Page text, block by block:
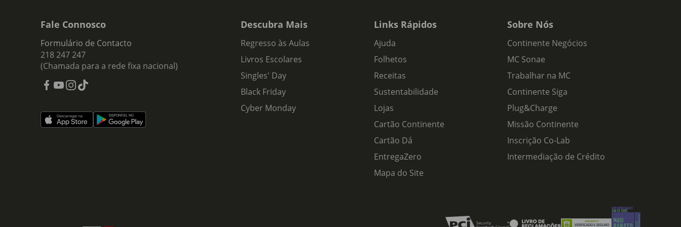
Fale Connosco
Formulário de Contacto
218 247 247
(Chamada para a rede fixa nacional)
Descubra Mais
Regresso às Aulas
Livros Escolares
Singles' Day
Black Friday
Cyber Monday
Links Rápidos
Ajuda
Folhetos
Receitas
Sustentabilidade
Lojas
Cartão Continente
Cartão Dá
EntregaZero
Mapa do Site
Sobre Nós
Continente Negócios
MC Sonae
Trabalhar na MC
Continente Siga
Plug&Charge
Missão Continente
Inscrição Co-Lab
Intermediação de Crédito